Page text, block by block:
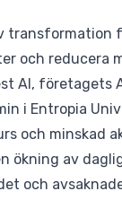
transformation
och reducera
AI, företagets
i Entropia
och minskad
av
och